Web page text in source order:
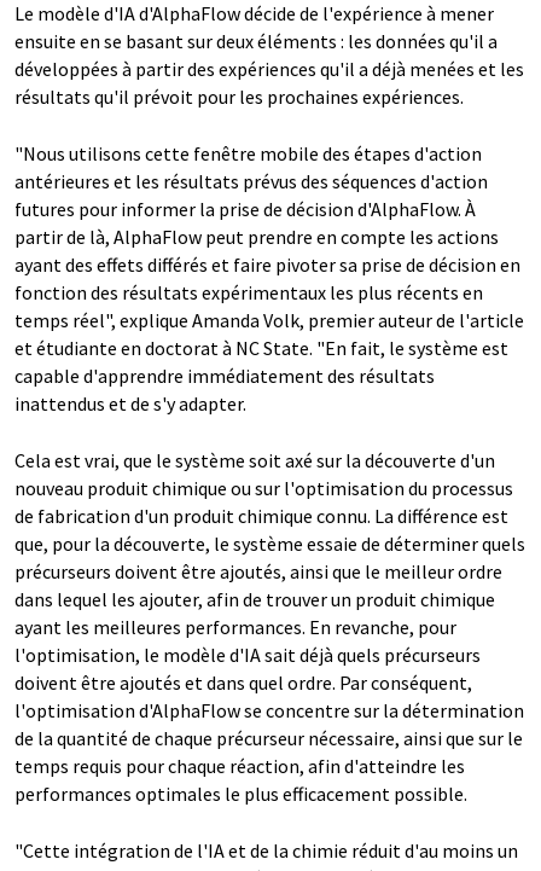
Le modèle d'IA d'AlphaFlow décide de l'expérience à mener
ensuite en se basant sur deux éléments : les données qu'il a
développées à partir des expériences qu'il a déjà menées et les
résultats qu'il prévoit pour les prochaines expériences.
"Nous utilisons cette fenêtre mobile des étapes d'action
antérieures et les résultats prévus des séquences d'action
futures pour informer la prise de décision d'AlphaFlow. À
partir de là, AlphaFlow peut prendre en compte les actions
ayant des effets différés et faire pivoter sa prise de décision en
fonction des résultats expérimentaux les plus récents en
temps réel", explique Amanda Volk, premier auteur de l'article
et étudiante en doctorat à NC State. "En fait, le système est
capable d'apprendre immédiatement des résultats
inattendus et de s'y adapter.
Cela est vrai, que le système soit axé sur la découverte d'un
nouveau produit chimique ou sur l'optimisation du processus
de fabrication d'un produit chimique connu. La différence est
que, pour la découverte, le système essaie de déterminer quels
précurseurs doivent être ajoutés, ainsi que le meilleur ordre
dans lequel les ajouter, afin de trouver un produit chimique
ayant les meilleures performances. En revanche, pour
l'optimisation, le modèle d'IA sait déjà quels précurseurs
doivent être ajoutés et dans quel ordre. Par conséquent,
l'optimisation d'AlphaFlow se concentre sur la détermination
de la quantité de chaque précurseur nécessaire, ainsi que sur le
temps requis pour chaque réaction, afin d'atteindre les
performances optimales le plus efficacement possible.
"Cette intégration de l'IA et de la chimie réduit d'au moins un